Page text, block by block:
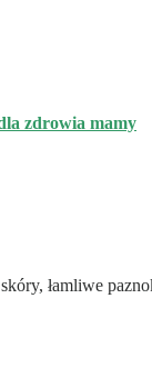
zdrowia mamy
łamliwe